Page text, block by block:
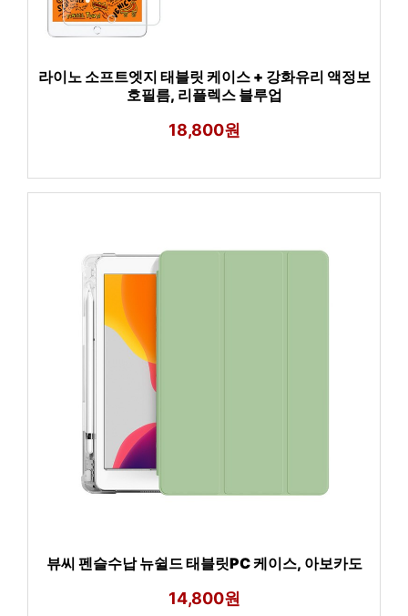
라이노 소프트엣지 태블릿 케이스 + 강화유리 액정보
호필름, 리플렉스 블루업
18,800원
뷰씨 펜슬수납 뉴쉴드 태블릿PC 케이스, 아보카도
14,800원